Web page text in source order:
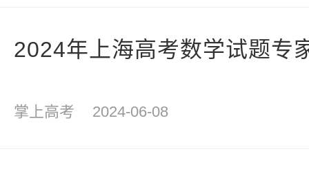
2024年上海高考数学试题专
掌上高考 2024-06-08